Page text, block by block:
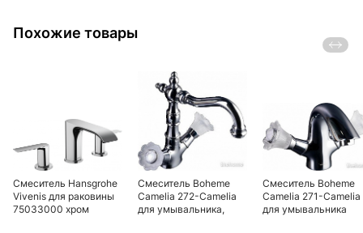
Похожие товары
Смеситель Hansgrohe
Vivenis для раковины
75033000 хром
Смеситель Boheme
Сamelia 272-Camelia
для умывальника,
Смеситель Boheme
Сamelia 271-Camelia
для умывальника